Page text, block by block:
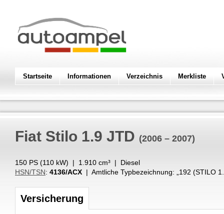
Startseite Informationen Verzeichnis Merkliste
Fiat Stilo 1.9 JTD (2006 – 2007)
150 PS (110 kW) | 1.910 cm³ | Diesel
HSN/TSN: 4136/ACX | Amtliche Typbezeichnung: „ 192 (STILO
Versicherung